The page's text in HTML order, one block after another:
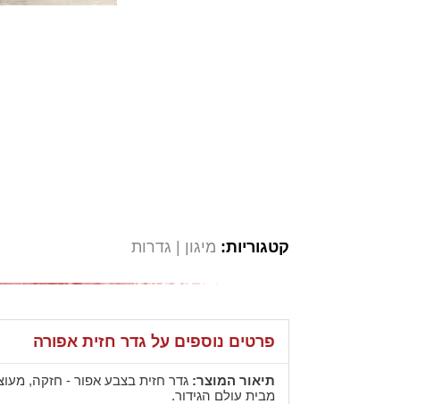
קטגוריות: מיגון גדרות
פרטים נוספים על גדר חזית אפורה
תיאור המוצר: גדר חזית בצבע אפור - חזקה,
מבית עולם הגידור.